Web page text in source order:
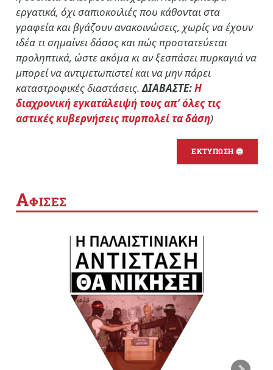
εργατικά, όχι σαπιοκοιλιές που κάθονται στα
γραφεία και βγάζουν ανακοινώσεις, χωρίς να έχουν
ιδέα τι σημαίνει δάσος και πώς προστατεύεται
προληπτικά, ώστε ακόμα κι αν ξεσπάσει πυρκαγιά να
μπορεί να αντιμετωπιστεί και να μην πάρει
καταστροφικές διαστάσεις.ΔΙΑΒΑΣΤΕ:Η
διαχρονική εγκατάλειψή τους απ’ όλες τις
αστικές κυβερνήσεις πυρπολεί τα δάση)
ΕΚΤΥΠΩΣΗ 🖨
ΑΦΙΣΕΣ